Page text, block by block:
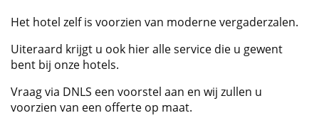
Het hotel zelf is voorzien van moderne vergaderzalen.
Uiteraard krijgt u ook hier alle service die u gewent
bent bij onze hotels.
Vraag via DNLS een voorstel aan en wij zullen u
voorzien van een offerte op maat.